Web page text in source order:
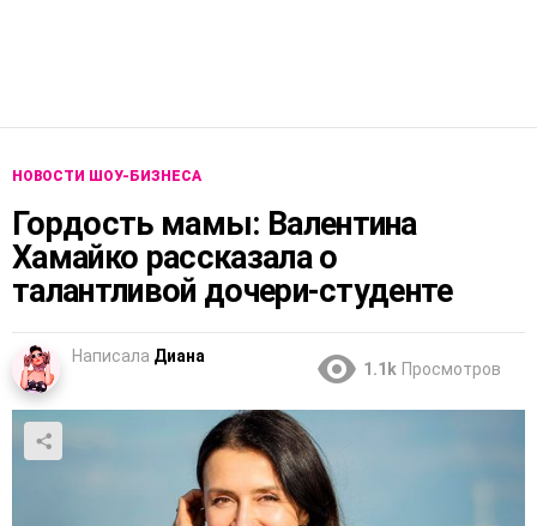
НОВОСТИ ШОУ-БИЗНЕСА
Гордость мамы: Валентина
Хамайко рассказала о
талантливой дочери-студенте
Написала Диана
1.1k Просмотров